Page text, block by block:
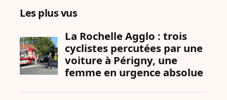
Les plus vus